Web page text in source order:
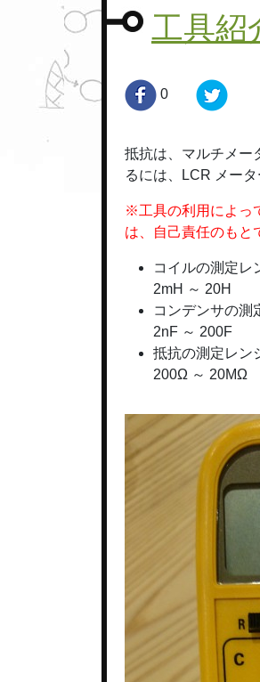
工具紹
0
抵抗は、マルチメー
るには、LCR メータ
※工具の利用によっ
は、自己責任のもと
コイルの測定レ
2mH ～ 20H
コンデンサの測
2nF ～ 200F
抵抗の測定レン
200Ω ～ 20MΩ